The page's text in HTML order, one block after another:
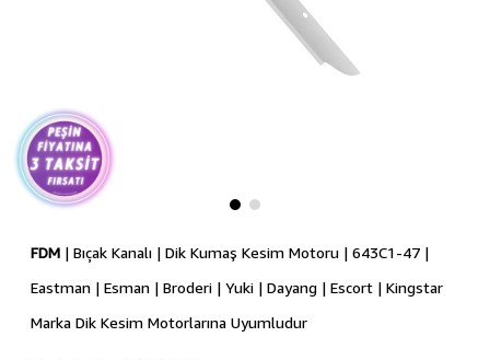
FDM| Bıçak Kanalı | Dik Kumaş Kesim Motoru | 643C1-47 |
Eastman | Esman | Broderi | Yuki | Dayang | Escort | Kingstar
Marka Dik Kesim Motorlarına Uyumludur